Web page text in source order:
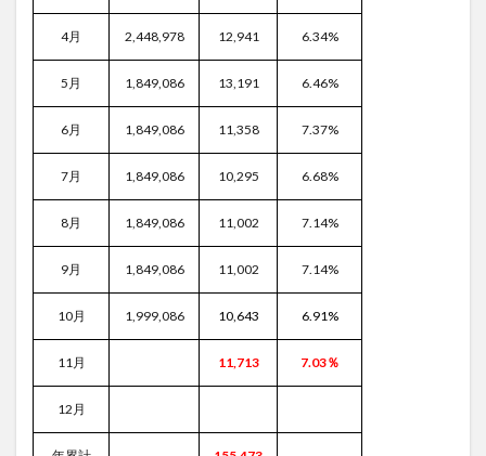
4月 2,448,978 12,941 6.34%
5月 1,849,086 13,191 6.46%
6月 1,849,086 11,358 7.37%
7月 1,849,086 10,295 6.68%
8月 1,849,086 11,002 7.14%
9月 1,849,086 11,002 7.14%
10月 1,999,086 10,643 6.91%
11月 11,713 7.03％
12月